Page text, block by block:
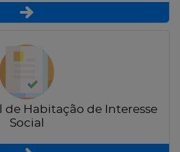
de Habitação de Interesse
Social